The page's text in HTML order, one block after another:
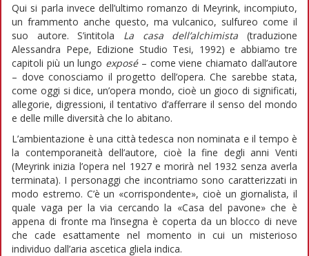
Qui si parla invece dell’ultimo romanzo di Meyrink, incompiuto,
un frammento anche questo, ma vulcanico, sulfureo come il
suo autore. S’intitola La casa dell’alchimista (traduzione
Alessandra Pepe, Edizione Studio Tesi, 1992) e abbiamo tre
capitoli più un lungo exposé– come viene chiamato dall’autore
– dove conosciamo il progetto dell’opera. Che sarebbe stata,
come oggi si dice, un’opera mondo, cioè un gioco di significati,
allegorie, digressioni, il tentativo d’afferrare il senso del mondo
e delle mille diversità che lo abitano.
L’ambientazione è una città tedesca non nominata e il tempo è
la contemporaneità dell’autore, cioè la fine degli anni Venti
(Meyrink inizia l’opera nel 1927 e morirà nel 1932 senza averla
terminata). I personaggi che incontriamo sono caratterizzati in
modo estremo. C’è un «corrispondente», cioè un giornalista, il
quale vaga per la via cercando la «Casa del pavone» che è
appena di fronte ma l’insegna è coperta da un blocco di neve
che cade esattamente nel momento in cui un misterioso
individuo dall’aria ascetica gliela indica.